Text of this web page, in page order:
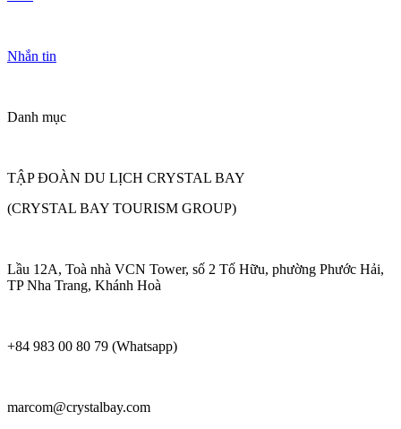
Nhắn tin
Danh mục
TẬP ĐOÀN DU LỊCH CRYSTAL BAY
(CRYSTAL BAY TOURISM GROUP)
Lầu 12A, Toà nhà VCN Tower, số 2 Tố Hữu, phường Phước Hải,
TP Nha Trang, Khánh Hoà
+84 983 00 80 79 (Whatsapp)
marcom@crystalbay.com